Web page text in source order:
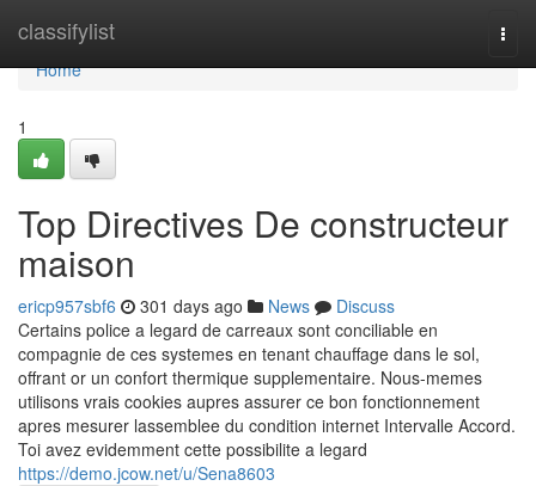
classifylist
Home
Home
1
Top Directives De constructeur
maison
ericp957sbf6 301 days ago News
Discuss
Certains police a legard de carreaux sont conciliable en
compagnie de ces systemes en tenant chauffage dans le sol,
offrant or un confort thermique supplementaire. Nous-memes
utilisons vrais cookies aupres assurer ce bon fonctionnement
apres mesurer lassemblee du condition internet Intervalle Accord.
Toi avez evidemment cette possibilite a legard
https://demo.jcow.net/u/Sena8603